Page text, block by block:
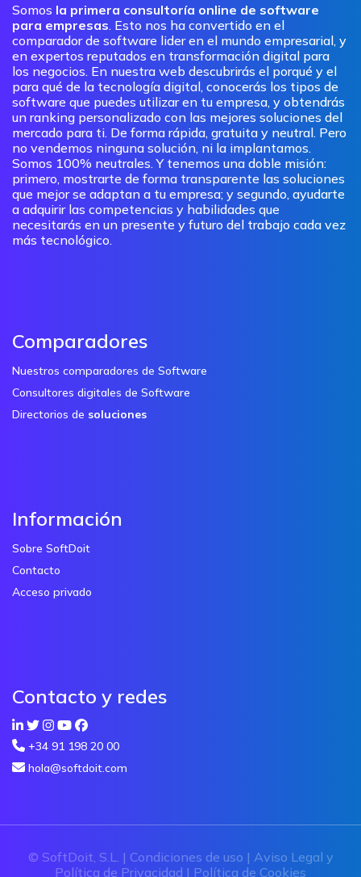
Somos la primera consultoría online de software
para empresas. Esto nos ha convertido en el
comparador de software lider en el mundo empresarial, y
en expertos reputados en transformación digital para
los negocios. En nuestra web descubrirás el porqué y el
para qué de la tecnología digital, conocerás los tipos de
software que puedes utilizar en tu empresa, y obtendrás
un ranking personalizado con las mejores soluciones del
mercado para ti. De forma rápida, gratuita y neutral. Pero
no vendemos ninguna solución, ni la implantamos.
Somos 100% neutrales. Y tenemos una doble misión:
primero, mostrarte de forma transparente las soluciones
que mejor se adaptan a tu empresa; y segundo, ayudarte
a adquirir las competencias y habilidades que
necesitarás en un presente y futuro del trabajo cada vez
más tecnológico.
Comparadores
Nuestros comparadores de Software
Consultores digitales de Software
Directorios de soluciones
Información
Sobre SoftDoit
Contacto
Acceso privado
Contacto y redes
+34 91 198 20 00
hola@softdoit.com
© SoftDoit, S.L. | Condiciones de uso | Aviso Legal y
Política de Privacidad | Política de Cookies